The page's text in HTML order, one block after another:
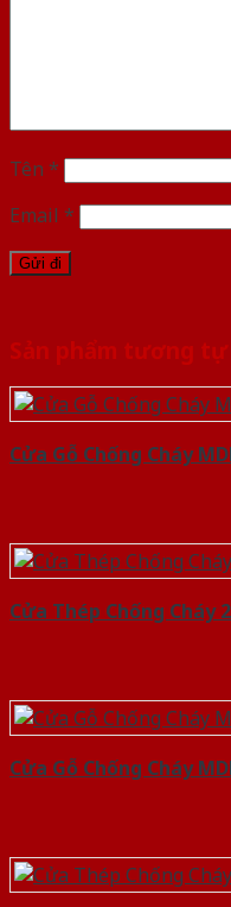
Tên *
Email *
Sản phẩm tương tự
Cửa Gỗ Chống Cháy
Cửa Thép Chống Cháy
Cửa Gỗ Chống Cháy